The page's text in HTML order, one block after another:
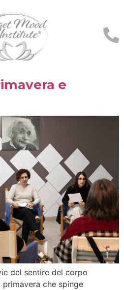
e
del sentire del corpo
primavera che spinge